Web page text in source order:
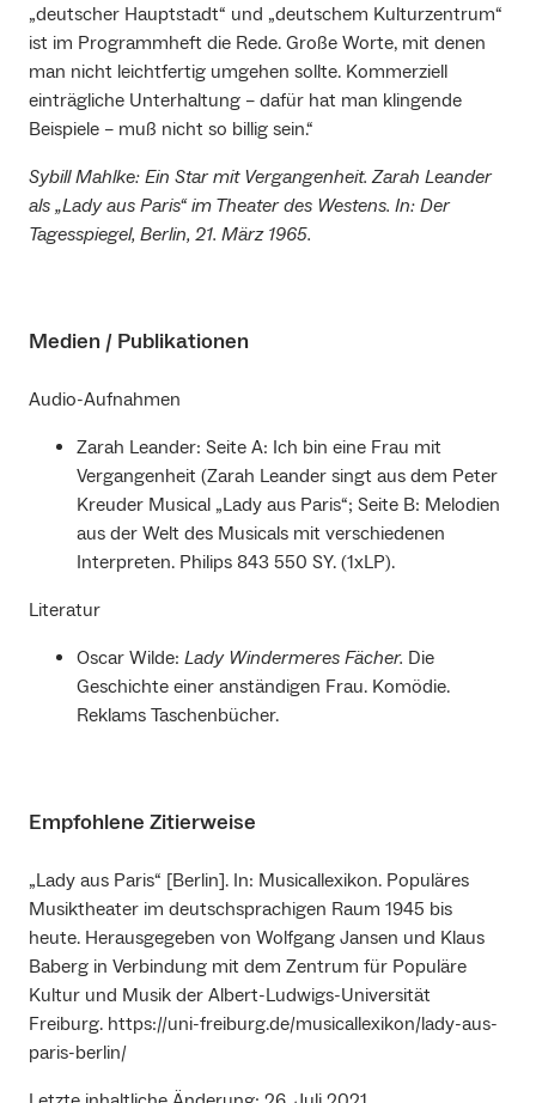
„deutscher Hauptstadt“ und „deutschem Kulturzentrum“
ist im Programmheft die Rede. Große Worte, mit denen
man nicht leichtfertig umgehen sollte. Kommerziell
einträgliche Unterhaltung – dafür hat man klingende
Beispiele – muß nicht so billig sein.“
Sybill Mahlke: Ein Star mit Vergangenheit. Zarah Leander
als „Lady aus Paris“ im Theater des Westens. In: Der
Tagesspiegel, Berlin, 21. März 1965.
Medien / Publikationen
Audio-Aufnahmen
Zarah Leander: Seite A: Ich bin eine Frau mit
Vergangenheit (Zarah Leander singt aus dem Peter
Kreuder Musical „Lady aus Paris“; Seite B: Melodien
aus der Welt des Musicals mit verschiedenen
Interpreten. Philips 843 550 SY. (1xLP).
Literatur
Oscar Wilde: Lady Windermeres Fächer. Die
Geschichte einer anständigen Frau. Komödie.
Reklams Taschenbücher.
Empfohlene Zitierweise
„Lady aus Paris“ [Berlin]. In: Musicallexikon. Populäres
Musiktheater im deutschsprachigen Raum 1945 bis
heute. Herausgegeben von Wolfgang Jansen und Klaus
Baberg in Verbindung mit dem Zentrum für Populäre
Kultur und Musik der Albert-Ludwigs-Universität
Freiburg. https://uni-freiburg.de/musicallexikon/lady-aus-
paris-berlin/